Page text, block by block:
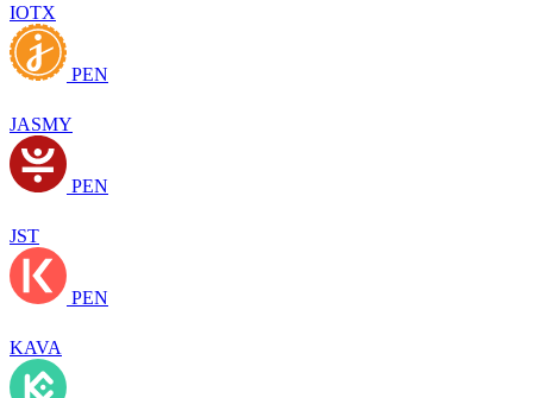
IOTX
PEN
JASMY
PEN
JST
PEN
KAVA